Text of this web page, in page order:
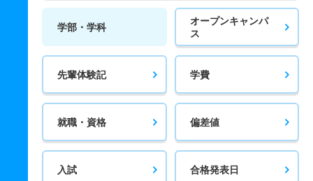
学部・学科
オープンキャンパ
ス
先輩体験記 学費
就職・資格 偏差値
入試 合格発表日